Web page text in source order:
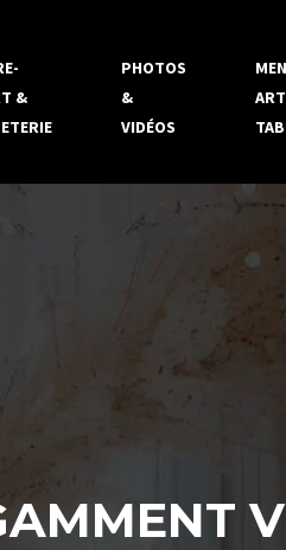
&
PHOTOS
&
VIDÉOS